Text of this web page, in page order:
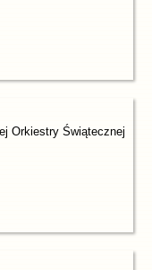
Orkiestry Świątecznej